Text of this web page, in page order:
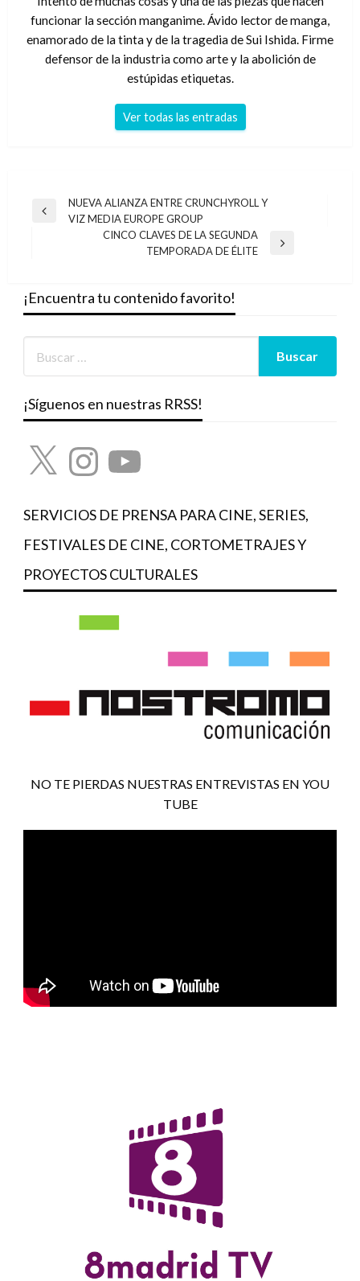
funcionar la sección manganime. Ávido lector de manga,
enamorado de la tinta y de la tragedia de Sui Ishida. Firme
defensor de la industria como arte y la abolición de
estúpidas etiquetas.
Ver todas las entradas
Navegación
Entrada
NUEVA ALIANZA ENTRE CRUNCHYROLL Y
VIZ MEDIA EUROPE GROUP
CINCO CLAVES DE LA SEGUNDA
TEMPORADA DE ÉLITE
¡Encuentra tu contenido favorito!
¡Síguenos en nuestras RRSS!
X InstagramYouTube
SERVICIOS DE PRENSA PARA CINE, SERIES,
FESTIVALES DE CINE, CORTOMETRAJES Y
PROYECTOS CULTURALES
NO TE PIERDAS NUESTRAS ENTREVISTAS EN YOU
TUBE